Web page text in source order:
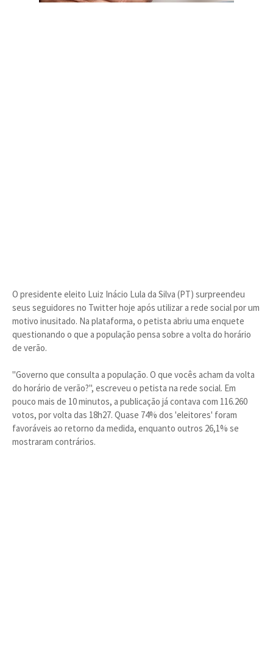
O presidente eleito Luiz Inácio Lula da Silva (PT) surpreendeu
seus seguidores no Twitter hoje após utilizar a rede social por um
motivo inusitado. Na plataforma, o petista abriu uma enquete
questionando o que a população pensa sobre a volta do horário
de verão.
"Governo que consulta a população. O que vocês acham da volta
do horário de verão?", escreveu o petista na rede social. Em
pouco mais de 10 minutos, a publicação já contava com 116.260
votos, por volta das 18h27. Quase 74% dos 'eleitores' foram
favoráveis ao retorno da medida, enquanto outros 26,1% se
mostraram contrários.